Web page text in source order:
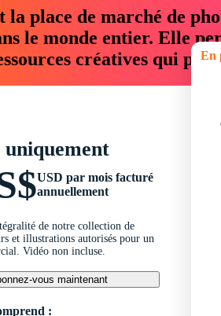
la place de marché de
le monde entier. Elle
créatives qui
uniquement
USD par mois facturé
annuellement
de notre collection de
et illustrations autorisés pour un
Vidéo non incluse.
vous maintenant
:
En